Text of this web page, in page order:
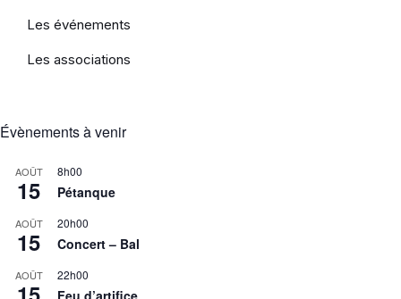
Les événements
Les associations
Évènements à venir
AOÛT
15
8h00
Pétanque
AOÛT
15
20h00
Concert – Bal
AOÛT 22h00